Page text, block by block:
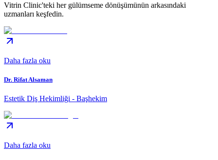
Vitrin Clinic'teki her gülümseme dönüşümünün arkasındaki
uzmanları keşfedin.
Daha fazla oku
Dr. Rifat Alsaman
Estetik Diş Hekimliği - Başhekim
Daha fazla oku